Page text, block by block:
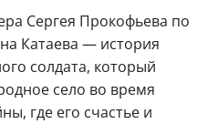
Сергея Прокофьева по
Катаева — история
солдата, который
село во время
где его счастье и